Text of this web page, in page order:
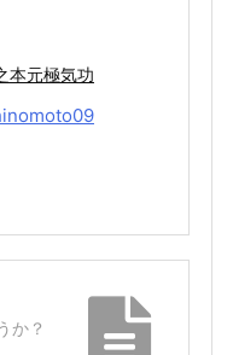
本元極気功
か？